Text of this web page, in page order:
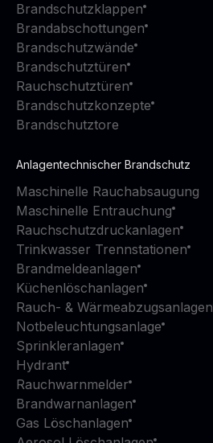
Brandschutzklappen
Brandabschottungen
Brandschutzwände
Brandschutztüren
Rauchschutztüren
Brandschutzkonzepte
Brandschutztore
Anlagentechnischer Brandschutz
Maschinelle Rauchabsaugung
Maschinelle Entrauchung
Rauchschutzdruckanlagen
Trinkwasser Trennstationen
Brandmeldeanlagen
Küchenlöschanlagen
Rauch- & Wärmeabzugsanlagen
Notbeleuchtungsanlage
Sprinkleranlagen
Hydrant
Rauchwarnmelder
Brandwarnanlagen
Gas Löschanlagen